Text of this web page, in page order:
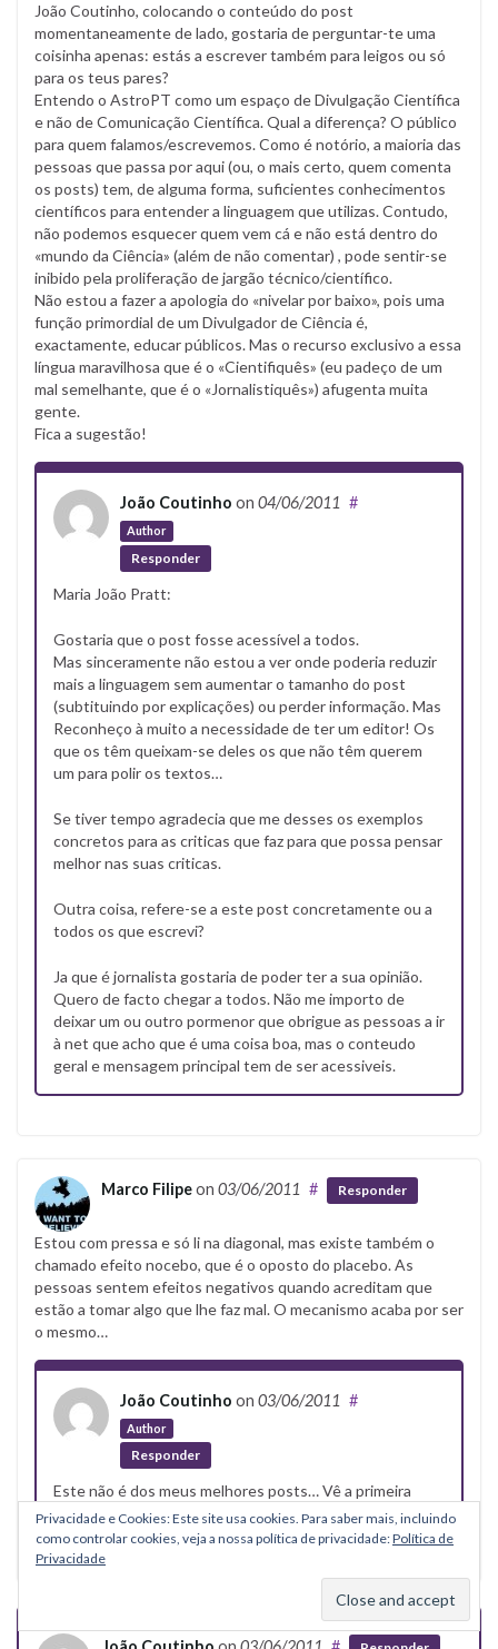
João Coutinho, colocando o conteúdo do post
momentaneamente de lado, gostaria de perguntar-te uma
coisinha apenas: estás a escrever também para leigos ou só
para os teus pares?
Entendo o AstroPT como um espaço de Divulgação Científica
e não de Comunicação Científica. Qual a diferença? O público
para quem falamos/escrevemos. Como é notório, a maioria das
pessoas que passa por aqui (ou, o mais certo, quem comenta
os posts) tem, de alguma forma, suficientes conhecimentos
científicos para entender a linguagem que utilizas. Contudo,
não podemos esquecer quem vem cá e não está dentro do
«mundo da Ciência» (além de não comentar) , pode sentir-se
inibido pela proliferação de jargão técnico/científico.
Não estou a fazer a apologia do «nivelar por baixo», pois uma
função primordial de um Divulgador de Ciência é,
exactamente, educar públicos. Mas o recurso exclusivo a essa
língua maravilhosa que é o «Cientifiquês» (eu padeço de um
mal semelhante, que é o «Jornalistiquês») afugenta muita
gente.
Fica a sugestão!
João Coutinho on 04/06/2011
Author
#
Responder
Maria João Pratt:
Gostaria que o post fosse acessível a todos.
Mas sinceramente não estou a ver onde poderia reduzir
mais a linguagem sem aumentar o tamanho do post
(subtituindo por explicações) ou perder informação. Mas
Reconheço à muito a necessidade de ter um editor! Os
que os têm queixam-se deles os que não têm querem
um para polir os textos…
Se tiver tempo agradecia que me desses os exemplos
concretos para as criticas que faz para que possa pensar
melhor nas suas criticas.
Outra coisa, refere-se a este post concretamente ou a
todos os que escrevi?
Ja que é jornalista gostaria de poder ter a sua opinião.
Quero de facto chegar a todos. Não me importo de
deixar um ou outro pormenor que obrigue as pessoas a ir
à net que acho que é uma coisa boa, mas o conteudo
geral e mensagem principal tem de ser acessiveis.
Marco Filipeon 03/06/2011 # Responder
Estou com pressa e só li na diagonal, mas existe também o
chamado efeito nocebo, que é o oposto do placebo. As
pessoas sentem efeitos negativos quando acreditam que
estão a tomar algo que lhe faz mal. O mecanismo acaba por ser
o mesmo…
João Coutinho on 03/06/2011
Author
#
Responder
Este não é dos meus melhores posts… Vê a primeira
referencia, é muito interessante.
Privacidade e Cookies: Este site usa cookies. Para saber mais, incluindo
como controlar cookies, veja a nossa política de privacidade:Política de
Privacidade